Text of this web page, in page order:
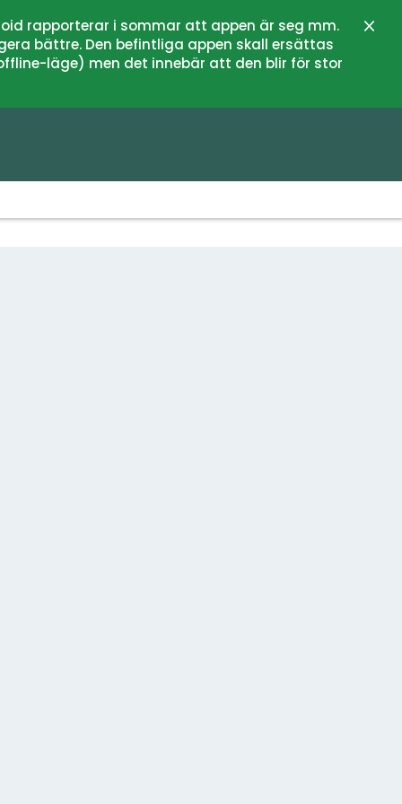
rapporterar i sommar att appen är seg mm.
bättre. Den befintliga appen skall ersättas
läge) men det innebär att den blir för stor